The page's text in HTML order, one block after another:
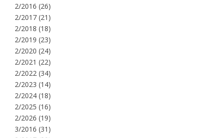
2/2016 (26)
2/2017 (21)
2/2018 (18)
2/2019 (23)
2/2020 (24)
2/2021 (22)
2/2022 (34)
2/2023 (14)
2/2024 (18)
2/2025 (16)
2/2026 (19)
3/2016 (31)